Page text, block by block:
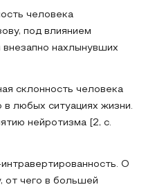
человека
под влиянием
нахлынувших
склонность человека
в любых ситуациях жизни.
нейротизма [2, с.
О
от чего в большей